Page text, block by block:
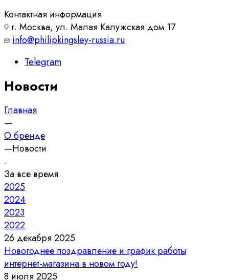
Контактная информация
г. Москва, ул. Малая Калужская дом 17
info@philipkingsley-russia.ru
Telegram
Новости
Главная
—
О бренде
—Новости
За все время
2025
2024
2023
2022
26 декабря 2025
Новогоднее поздравление и график работы
интернет-магазина в новом году!
8 июля 2025